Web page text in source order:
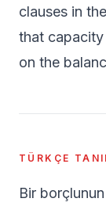
clauses in
that capacity
on the
TÜRKÇE
Bir